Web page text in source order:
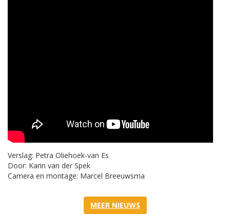
Verslag: Petra Oliehoek-van Es
Door: Karin van der Spek
Camera en montage: Marcel Breeuwsma
MEER NIEUWS